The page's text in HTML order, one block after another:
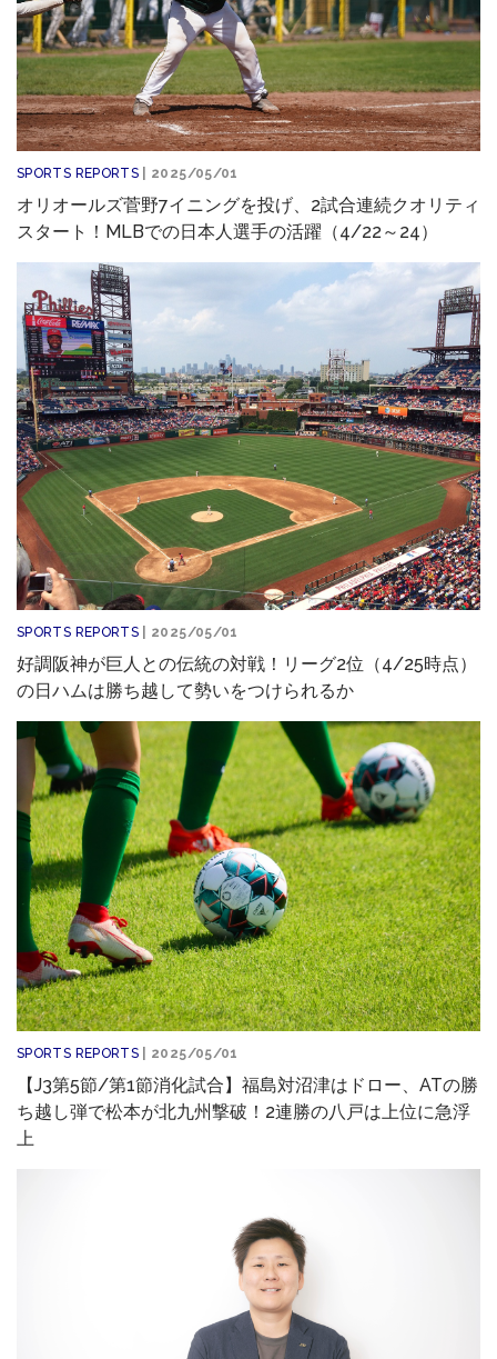
SPORTS REPORTS | 2025/05/01
オリオールズ菅野7イニングを投げ、2試合連続クオリティ
スタート！MLBでの日本人選手の活躍（4/22～24）
SPORTS REPORTS | 2025/05/01
好調阪神が巨人との伝統の対戦！リーグ2位（4/25時点）
の日ハムは勝ち越して勢いをつけられるか
SPORTS REPORTS | 2025/05/01
【J3第5節/第1節消化試合】福島対沼津はドロー、ATの勝
ち越し弾で松本が北九州撃破！2連勝の八戸は上位に急浮
上